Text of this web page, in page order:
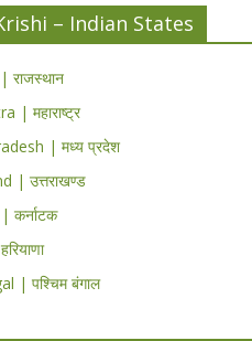
– Indian States
राजस्थान
| महाराष्ट्र
| मध्य प्रदेश
| उत्तराखण्ड
कर्नाटक
| पश्चिम बंगाल